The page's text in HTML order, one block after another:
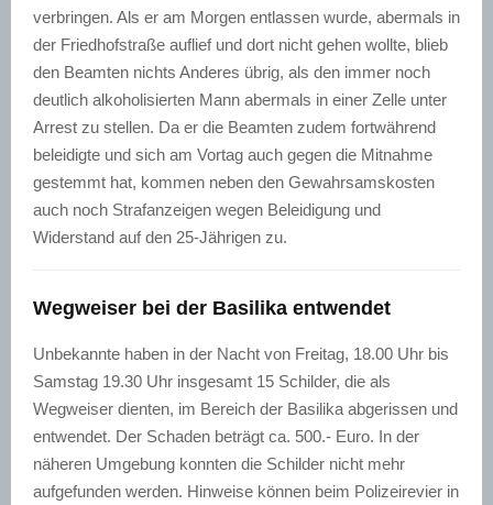
verbringen. Als er am Morgen entlassen wurde, abermals in
der Friedhofstraße auflief und dort nicht gehen wollte, blieb
den Beamten nichts Anderes übrig, als den immer noch
deutlich alkoholisierten Mann abermals in einer Zelle unter
Arrest zu stellen. Da er die Beamten zudem fortwährend
beleidigte und sich am Vortag auch gegen die Mitnahme
gestemmt hat, kommen neben den Gewahrsamskosten
auch noch Strafanzeigen wegen Beleidigung und
Widerstand auf den 25-Jährigen zu.
Wegweiser bei der Basilika entwendet
Unbekannte haben in der Nacht von Freitag, 18.00 Uhr bis
Samstag 19.30 Uhr insgesamt 15 Schilder, die als
Wegweiser dienten, im Bereich der Basilika abgerissen und
entwendet. Der Schaden beträgt ca. 500.- Euro. In der
näheren Umgebung konnten die Schilder nicht mehr
aufgefunden werden. Hinweise können beim Polizeirevier in